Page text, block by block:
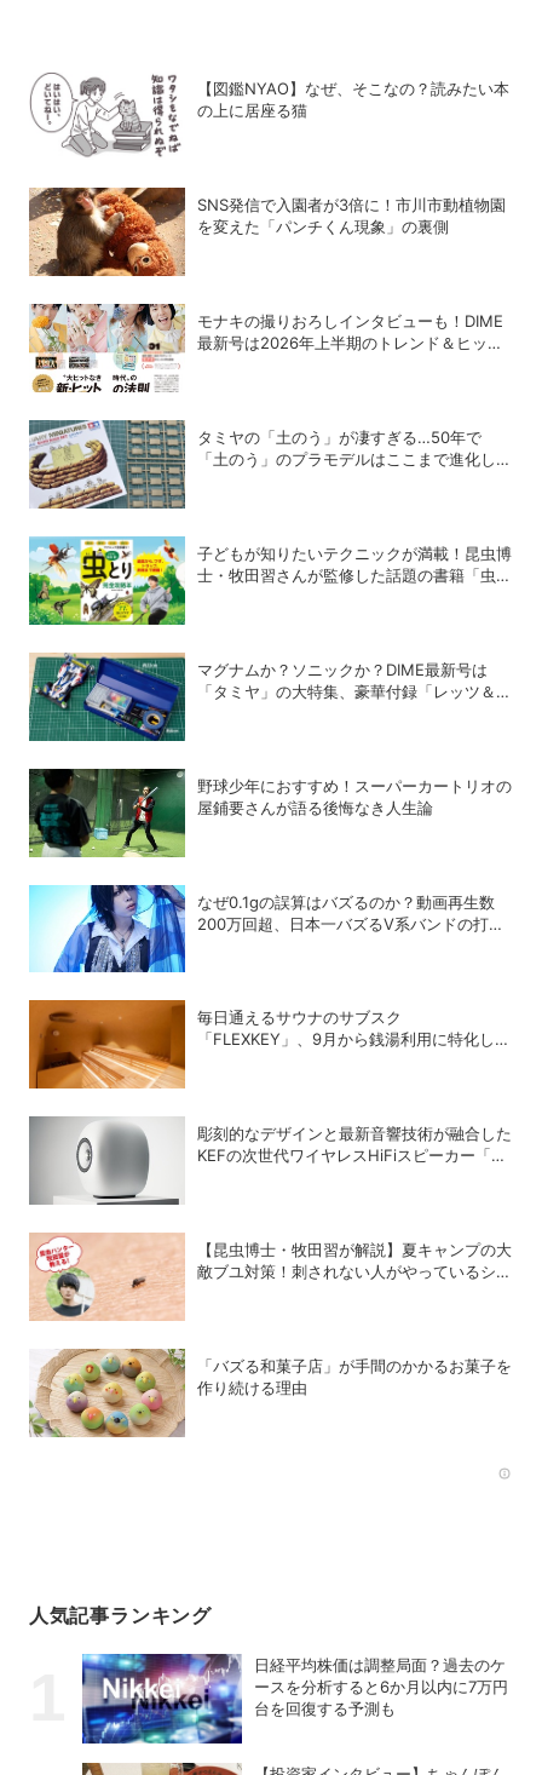
【図鑑NYAO】なぜ、そこなの？読みたい本
の上に居座る猫
SNS発信で入園者が3倍に！市川市動植物園
を変えた「パンチくん現象」の裏側
モナキの撮りおろしインタビューも！DIME
最新号は2026年上半期のトレンド＆ヒット
タミヤの「土のう」が凄すぎる…50年で
「土のう」のプラモデルはここまで進化し
子どもが知りたいテクニックが満載！昆虫博
士・牧田習さんが監修した話題の書籍「虫と
マグナムか？ソニックか？DIME最新号は
「タミヤ」の大特集、豪華付録「レッツ＆ゴ
野球少年におすすめ！スーパーカートリオの
屋鋪要さんが語る後悔なき人生論
なぜ0.1gの誤算はバズるのか？動画再生数
200万回超、日本一バズるV系バンドの打算
毎日通えるサウナのサブスク
「FLEXKEY」、9月から銭湯利用に特化した
彫刻的なデザインと最新音響技術が融合した
KEFの次世代ワイヤレスHiFiスピーカー「LS
【昆虫博士・牧田習が解説】夏キャンプの大
敵ブユ対策！刺されない人がやっているシン
「バズる和菓子店」が手間のかかるお菓子を
作り続ける理由
人気記事ランキング
日経平均株価は調整局面？過去のケ
ースを分析すると6か月以内に7万円
台を回復する予測も